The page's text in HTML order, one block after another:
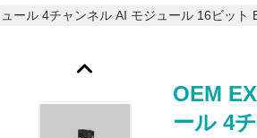
ール 4チャンネル AI モジュール 16ビット
OEM
ール 4